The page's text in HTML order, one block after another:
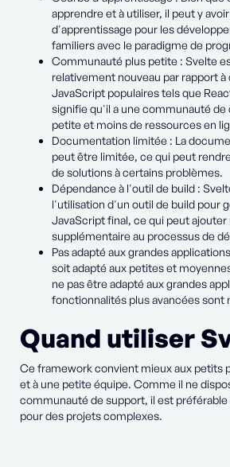
apprendre et à utiliser, il peut y
d'apprentissage pour les
familiers avec le paradigme de
Communauté plus petite : Svelte
relativement nouveau par rapport
JavaScript populaires tels que
signifie qu'il a une communauté de
petite et moins de ressources en
Documentation limitée : La
peut être limitée, ce qui peut
de solutions à certains problèmes.
Dépendance à l'outil de build :
l'utilisation d'un outil de build pour
JavaScript final, ce qui peut ajouter
supplémentaire au processus de
Pas adapté aux grandes
soit adapté aux petites et
ne pas être adapté aux grandes
fonctionnalités plus avancées sont
Quand utiliser
Ce framework convient mieux aux petits
et à une petite équipe. Comme il ne
communauté de support, il est préférable
pour des projets complexes.